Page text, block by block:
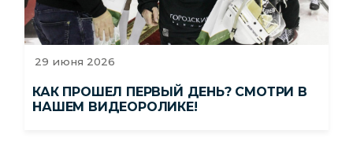
29 июня 2026
КАК ПРОШЕЛ ПЕРВЫЙ ДЕНЬ? СМОТРИ В
НАШЕМ ВИДЕОРОЛИКЕ!